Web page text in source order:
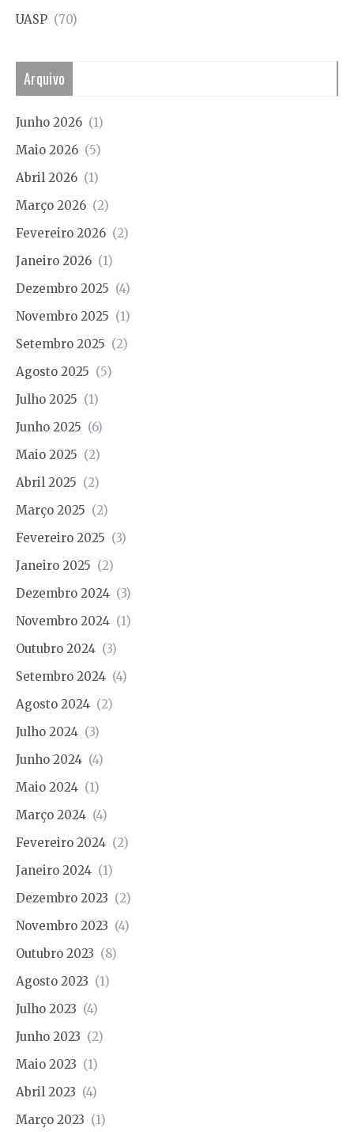
UASP (70)
Arquivo
Junho 2026 (1)
Maio 2026 (5)
Abril 2026 (1)
Março 2026 (2)
Fevereiro 2026 (2)
Janeiro 2026 (1)
Dezembro 2025 (4)
Novembro 2025 (1)
Setembro 2025 (2)
Agosto 2025 (5)
Julho 2025 (1)
Junho 2025 (6)
Maio 2025 (2)
Abril 2025 (2)
Março 2025 (2)
Fevereiro 2025 (3)
Janeiro 2025 (2)
Dezembro 2024 (3)
Novembro 2024 (1)
Outubro 2024 (3)
Setembro 2024 (4)
Agosto 2024 (2)
Julho 2024 (3)
Junho 2024 (4)
Maio 2024 (1)
Março 2024 (4)
Fevereiro 2024 (2)
Janeiro 2024 (1)
Dezembro 2023 (2)
Novembro 2023 (4)
Outubro 2023 (8)
Agosto 2023 (1)
Julho 2023 (4)
Junho 2023 (2)
Maio 2023 (1)
Abril 2023 (4)
Março 2023 (1)